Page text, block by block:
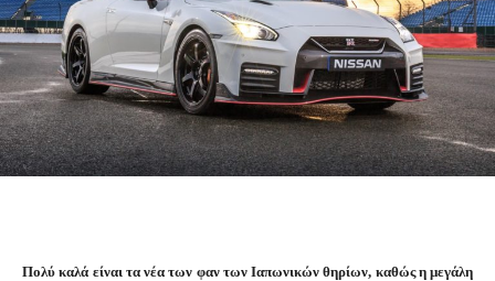
Πολύ καλά είναι τα νέα των φαν των Ιαπωνικών θηρίων, καθώς η μεγάλη